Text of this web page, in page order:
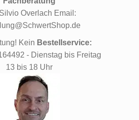
Overlach Email:
Kein Bestellservice:
- Dienstag bis Freitag
13 bis 18 Uhr